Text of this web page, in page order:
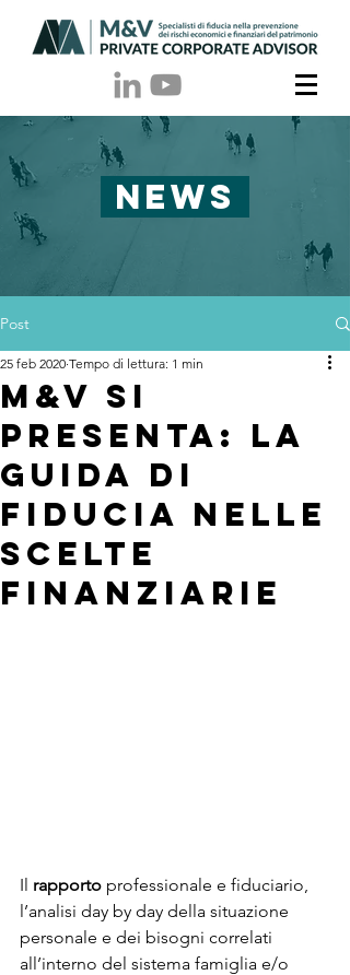
NEWS
Post
M&V si
presenta: la
guida di
fiducia nelle
scelte
finanziarie
25 feb 2020 Tempo di lettura: 1 min
Il rapporto professionale e fiduciario,
l’analisi day by day della situazione
personale e dei bisogni correlati
all’interno del sistema famiglia e/o